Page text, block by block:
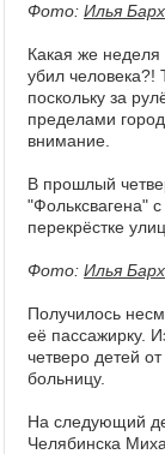
Фото: Илья
Какая же неделя
убил человека?!
поскольку за
пределами
внимание.
В прошлый
"Фольксвагена"
перекрёстке
Фото: Илья
Получилось
её пассажирку.
четверо детей
больницу.
На следующий
Челябинска